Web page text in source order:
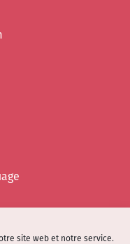
site web et notre service.